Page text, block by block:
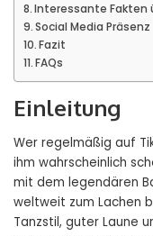
Interessante Fakten
Social Media Präsenz
Fazit
FAQs
Einleitung
Wer regelmäßig auf
ihm wahrscheinlich
mit dem legendären
weltweit zum Lachen
Tanzstil, guter Laune